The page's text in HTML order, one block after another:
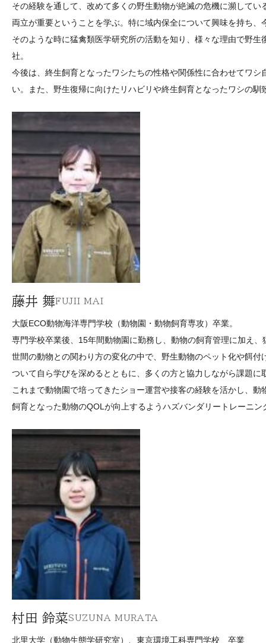
その経験を通して、改めて多くの野生動物が絶滅の危機に瀕して
両立が重要ということを学ぶ。特に域内保全について興味を持ち
そのような時に猛禽類医学研究所の活動を知り、様々な理由で野
社。
今後は、終生飼育となったワシたちの性格や関係性に合わせてワ
い。また、野生復帰に向けたリハビリや終生飼育となったワシの
藤井 舞 FUJII MAI
大阪ECO動物海洋専門学校（動物園・動物飼育専攻）卒業。
専門学校卒業後、15年間動物園に勤務し、動物の飼育管理に加え
世間の動物との関わり方の変化の中で、野生動物のペット化や餌
ついて自ら学びを深めるとともに、多くの方と協力しながら課題に
これまで動物園で培ってきたショー運営や接客の経験を活かし、
飼育となった動物のQOLが向上するようハズバンダリートレーニ
村田 鈴菜SUZUNA MURATA
北里大学（動物生態学研究室）、東京環境工科専門学校 卒業